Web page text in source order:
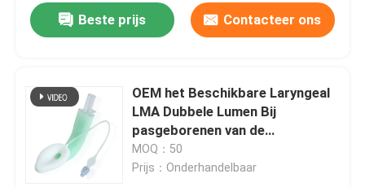
Beste prijs Contacteer ons
OEM het Beschikbare Laryngeal
LMA Dubbele Lumen Bij
pasgeborenen van de
Maskerluchtroute
MOQ：50
Prijs：Onderhandelbaar